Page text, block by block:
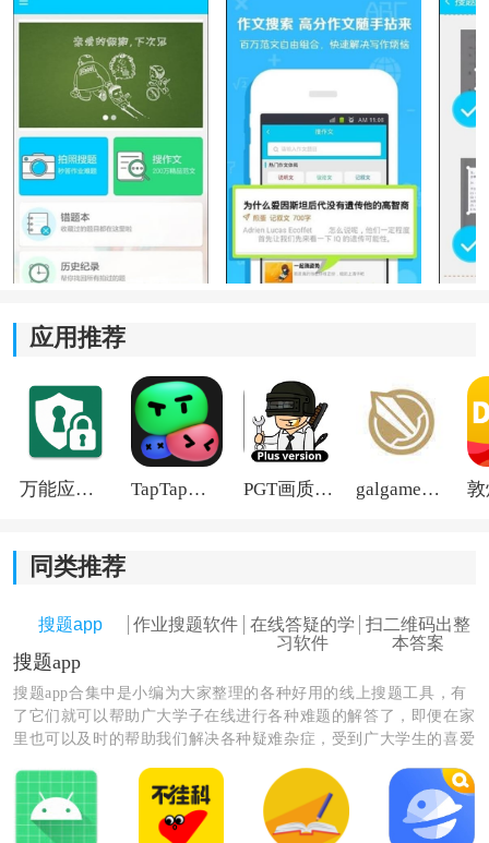
《搜题找答案神器》软件特色：
1.当我们有任何不明白的地方，都可以在这里面去进行查
2.还可以通过搜索的方式快速的查找到自己最想要了解到
的题库资源 。
3.在平常做作业的时候，有任何不会的地方，我们都可以
在这里面去进行搜索。
应用推荐
万能应用隐藏 TapTap国际版2026 PGT画质助手旧版 galgame游戏盒子2026
同类推荐
搜题app 作业搜题软件
在线答疑的学
习软件
扫二维码出整
本答案
搜题app
搜题app合集中是小编为大家整理的各种好用的线上搜题工具，有
了它们就可以帮助广大学子在线进行各种难题的解答了，即便在家
里也可以及时的帮助我们解决各种疑难杂症，受到广大学生的喜爱
的难题了，感兴趣的朋友们赶快进来挑选下载吧！